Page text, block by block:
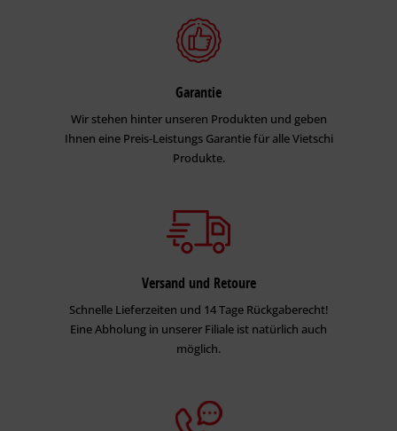
Garantie
Wir stehen hinter unseren Produkten und geben
Ihnen eine Preis-Leistungs Garantie für alle Vietschi
Produkte.
Versand und Retoure
Schnelle Lieferzeiten und 14 Tage Rückgaberecht!
Eine Abholung in unserer Filiale ist natürlich auch
möglich.